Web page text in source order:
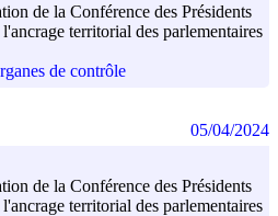
de la Conférence des Présidents
territorial des parlementaires
de contrôle
de la Conférence des Présidents
territorial des parlementaires
05/04/2024